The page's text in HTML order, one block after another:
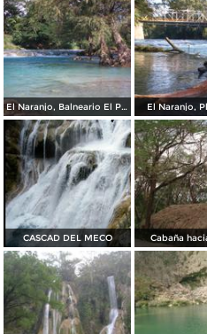
El Naranjo, Balneario El Palo Caído El Naranjo,
CASCAD DEL MECO Cabaña